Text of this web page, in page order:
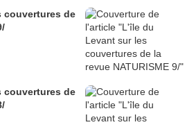
couvertures de
couvertures de